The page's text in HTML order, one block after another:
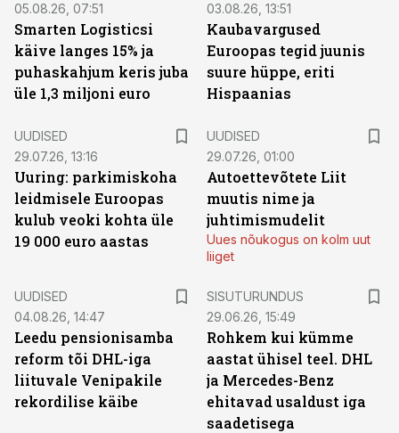
05.08.26, 07:51
Smarten Logisticsi
käive langes 15% ja
puhaskahjum keris juba
üle 1,3 miljoni euro
03.08.26, 13:51
Kaubavargused
Euroopas tegid juunis
suure hüppe, eriti
Hispaanias
UUDISED
29.07.26, 13:16
Uuring: parkimiskoha
leidmisele Euroopas
kulub veoki kohta üle
19 000 euro aastas
UUDISED
29.07.26, 01:00
Autoettevõtete Liit
muutis nime ja
juhtimismudelit
Uues nõukogus on kolm uut
liiget
UUDISED
04.08.26, 14:47
Leedu pensionisamba
reform tõi DHL-iga
liituvale Venipakile
rekordilise käibe
SISUTURUNDUS
29.06.26, 15:49
Rohkem kui kümme
aastat ühisel teel. DHL
ja Mercedes-Benz
ehitavad usaldust iga
saadetisega